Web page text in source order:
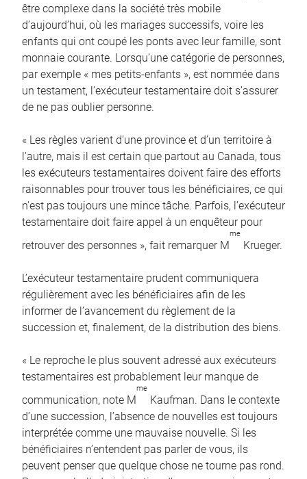
être complexe dans la société très mobile
d’aujourd’hui, où les mariages successifs, voire les
enfants qui ont coupé les ponts avec leur famille, sont
monnaie courante. Lorsqu’une catégorie de personnes,
par exemple « mes petits-enfants », est nommée dans
un testament, l’exécuteur testamentaire doit s’assurer
de ne pas oublier personne.
« Les règles varient d’une province et d’un territoire à
l’autre, mais il est certain que partout au Canada, tous
les exécuteurs testamentaires doivent faire des efforts
raisonnables pour trouver tous les bénéficiaires, ce qui
n’est pas toujours une mince tâche. Parfois, l’exécuteur
testamentaire doit faire appel à un enquêteur pour
retrouver des personnes », fait remarquer M
me
Krueger.
L’exécuteur testamentaire prudent communiquera
régulièrement avec les bénéficiaires afin de les
informer de l’avancement du règlement de la
succession et, finalement, de la distribution des biens.
« Le reproche le plus souvent adressé aux exécuteurs
testamentaires est probablement leur manque de
communication, note M
me
Kaufman. Dans le contexte
d’une succession, l’absence de nouvelles est toujours
interprétée comme une mauvaise nouvelle. Si les
bénéficiaires n’entendent pas parler de vous, ils
peuvent penser que quelque chose ne tourne pas rond.